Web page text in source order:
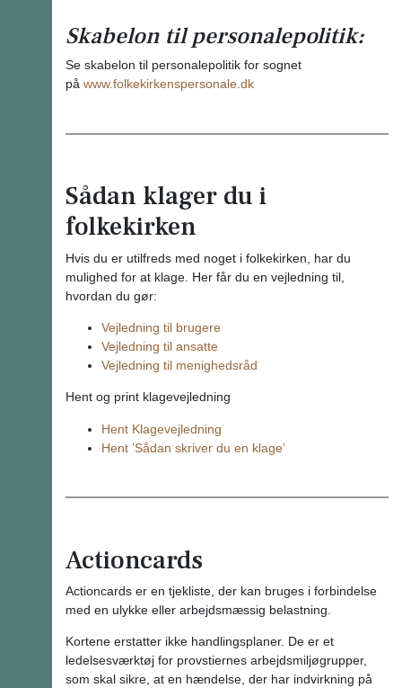
Skabelon til personalepolitik:
Se skabelon til personalepolitik for sognet
på www.folkekirkenspersonale.dk
Sådan klager du i
folkekirken
Hvis du er utilfreds med noget i folkekirken, har du
mulighed for at klage. Her får du en vejledning til,
hvordan du gør:
Vejledning til brugere
Vejledning til ansatte
Vejledning til menighedsråd
Hent og print klagevejledning
Hent Klagevejledning
Hent ’Sådan skriver du en klage’
Actioncards
Actioncards er en tjekliste, der kan bruges i forbindelse
med en ulykke eller arbejdsmæssig belastning.
Kortene erstatter ikke handlingsplaner. De er et
ledelsesværktøj for provstiernes arbejdsmiljøgrupper,
som skal sikre, at en hændelse, der har indvirkning på